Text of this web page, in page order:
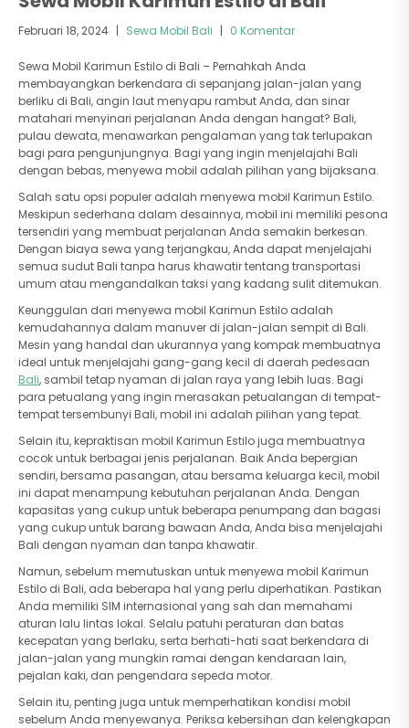
Februari 18, 2024 | Sewa Mobil Bali | 0 Komentar
Sewa Mobil Karimun Estilo di Bali – Pernahkah Anda
membayangkan berkendara di sepanjang jalan-jalan yang
berliku di Bali, angin laut menyapu rambut Anda, dan sinar
matahari menyinari perjalanan Anda dengan hangat? Bali,
pulau dewata, menawarkan pengalaman yang tak terlupakan
bagi para pengunjungnya. Bagi yang ingin menjelajahi Bali
dengan bebas, menyewa mobil adalah pilihan yang bijaksana.
Salah satu opsi populer adalah menyewa mobil Karimun Estilo.
Meskipun sederhana dalam desainnya, mobil ini memiliki pesona
tersendiri yang membuat perjalanan Anda semakin berkesan.
Dengan biaya sewa yang terjangkau, Anda dapat menjelajahi
semua sudut Bali tanpa harus khawatir tentang transportasi
umum atau mengandalkan taksi yang kadang sulit ditemukan.
Keunggulan dari menyewa mobil Karimun Estilo adalah
kemudahannya dalam manuver di jalan-jalan sempit di Bali.
Mesin yang handal dan ukurannya yang kompak membuatnya
ideal untuk menjelajahi gang-gang kecil di daerah pedesaan
Bali, sambil tetap nyaman di jalan raya yang lebih luas. Bagi
para petualang yang ingin merasakan petualangan di tempat-
tempat tersembunyi Bali, mobil ini adalah pilihan yang tepat.
Selain itu, kepraktisan mobil Karimun Estilo juga membuatnya
cocok untuk berbagai jenis perjalanan. Baik Anda bepergian
sendiri, bersama pasangan, atau bersama keluarga kecil, mobil
ini dapat menampung kebutuhan perjalanan Anda. Dengan
kapasitas yang cukup untuk beberapa penumpang dan bagasi
yang cukup untuk barang bawaan Anda, Anda bisa menjelajahi
Bali dengan nyaman dan tanpa khawatir.
Namun, sebelum memutuskan untuk menyewa mobil Karimun
Estilo di Bali, ada beberapa hal yang perlu diperhatikan. Pastikan
Anda memiliki SIM internasional yang sah dan memahami
aturan lalu lintas lokal. Selalu patuhi peraturan dan batas
kecepatan yang berlaku, serta berhati-hati saat berkendara di
jalan-jalan yang mungkin ramai dengan kendaraan lain,
pejalan kaki, dan pengendara sepeda motor.
Selain itu, penting juga untuk memperhatikan kondisi mobil
sebelum Anda menyewanya. Periksa kebersihan dan kelengkapan